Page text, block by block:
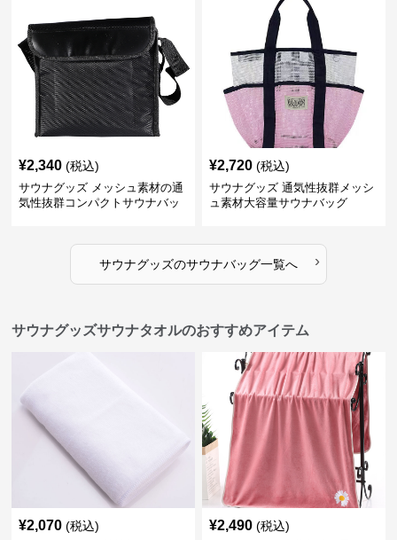
¥2,340 (税込)
サウナグッズ メッシュ素材の通
気性抜群コンパクトサウナバッ
¥2,720 (税込)
サウナグッズ 通気性抜群メッシ
ュ素材大容量サウナバッグ
サウナグッズのサウナバッグ一覧へ ›
サウナグッズサウナタオルのおすすめアイテム
¥2,070 (税込) ¥2,490 (税込)